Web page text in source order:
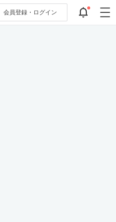
会員登録・ ログイン